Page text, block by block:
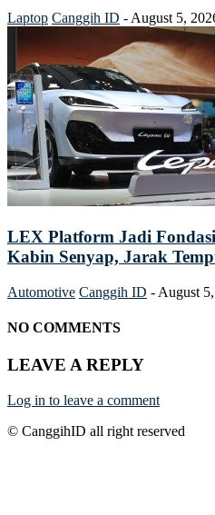
Laptop Canggih ID - August 5,
LEX Platform Jadi
Kabin Senyap, Jarak
Automotive Canggih ID - August
NO COMMENTS
LEAVE A REPLY
Log in to leave a comment
© CanggihID all right reserved